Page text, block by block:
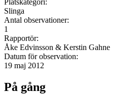
Slinga
Antal observationer:
1
Rapportör:
Åke Edvinsson & Kerstin Gahne
Datum för observation:
19 maj 2012
På gång